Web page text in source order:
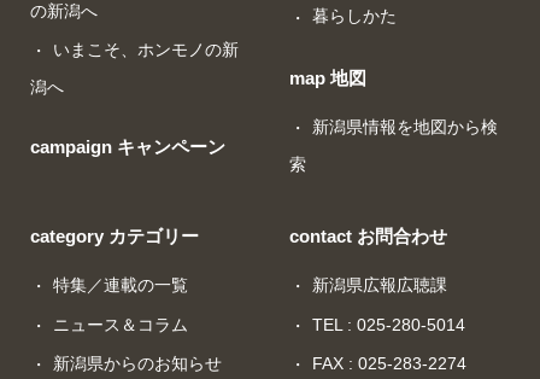
の新潟へ
いまこそ、ホンモノの新
潟へ
campaign キャンペーン
暮らしかた
map 地図
新潟県情報を地図から検
索
category カテゴリー
特集／連載の一覧
ニュース＆コラム
新潟県からのお知らせ
contact お問合わせ
新潟県広報広聴課
TEL : 025-280-5014
FAX : 025-283-2274